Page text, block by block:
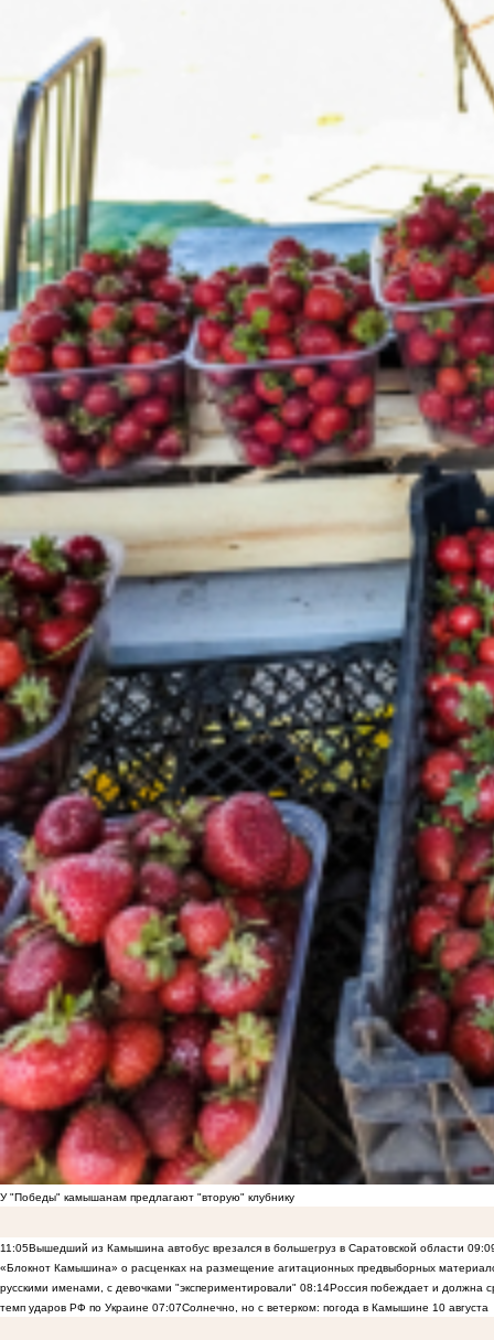
У "Победы" камышанам предлагают "вторую" клубнику
11:05Вышедший из Камышина автобус врезался в большегруз в Саратовской области
«Блокнот Камышина» о расценках на размещение агитационных предвыборных
русскими именами, с девочками "экспериментировали" 08:14Россия побеждает и должна
темп ударов РФ по Украине 07:07Солнечно, но с ветерком: погода в Камышине 10 августа